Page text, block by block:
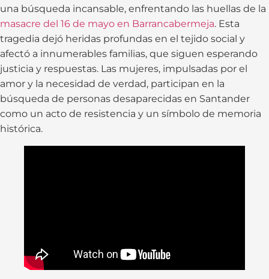
una búsqueda incansable, enfrentando las huellas de la
masacre del 16 de mayo en Barrancabermeja. Esta
tragedia dejó heridas profundas en el tejido social y
afectó a innumerables familias, que siguen esperando
justicia y respuestas. Las mujeres, impulsadas por el
amor y la necesidad de verdad, participan en la
búsqueda de personas desaparecidas en Santander
como un acto de resistencia y un símbolo de memoria
histórica.